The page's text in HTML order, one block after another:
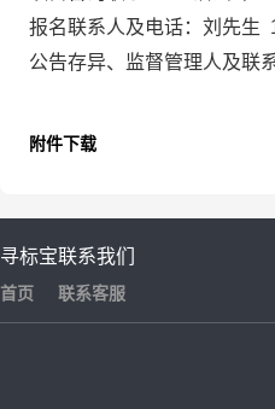
报名联系人及电话： 刘 先生
公告存异、监督管理人及联
附件下载
寻标宝
首页
联系我们
联系客服